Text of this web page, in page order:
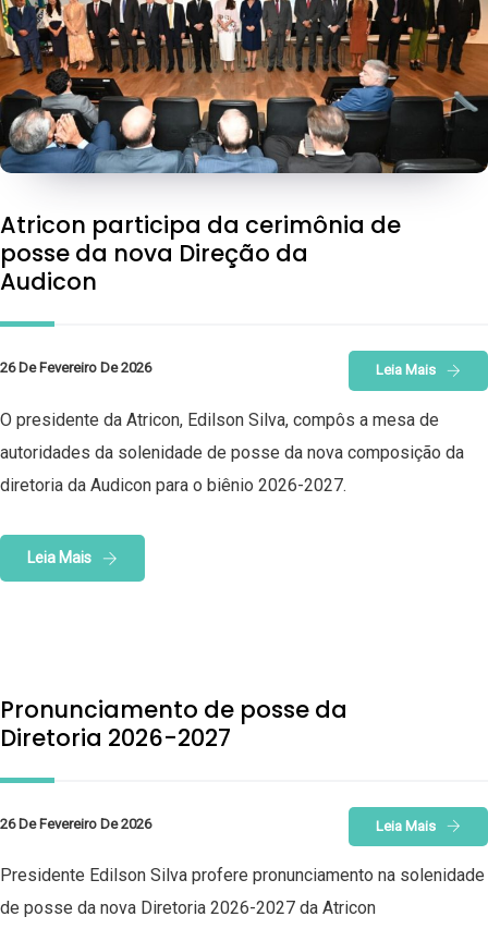
Atricon participa da cerimônia de
posse da nova Direção da
Audicon
26 De Fevereiro De 2026 Leia Mais
O presidente da Atricon, Edilson Silva, compôs a mesa de
autoridades da solenidade de posse da nova composição da
diretoria da Audicon para o biênio 2026-2027.
Leia Mais
Pronunciamento de posse da
Diretoria 2026-2027
26 De Fevereiro De 2026 Leia Mais
Presidente Edilson Silva profere pronunciamento na solenidade
de posse da nova Diretoria 2026-2027 da Atricon